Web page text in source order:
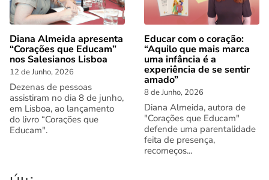
Diana Almeida apresenta
“Corações que Educam”
nos Salesianos Lisboa
12 de Junho, 2026
Dezenas de pessoas
assistiram no dia 8 de junho,
em Lisboa, ao lançamento
do livro “Corações que
Educam".
Educar com o coração:
“Aquilo que mais marca
uma infância é a
experiência de se sentir
amado”
8 de Junho, 2026
Diana Almeida, autora de
"Corações que Educam"
defende uma parentalidade
feita de presença,
recomeços...